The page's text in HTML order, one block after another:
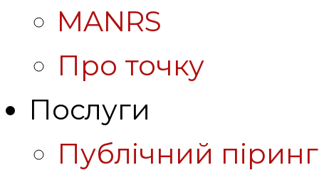
MANRS
Про точку
Послуги
Публічний піринг